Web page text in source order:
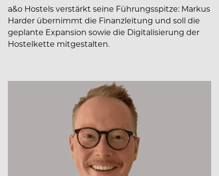
a&o Hostels verstärkt seine Führungsspitze: Markus
Harder übernimmt die Finanzleitung und soll die
geplante Expansion sowie die Digitalisierung der
Hostelkette mitgestalten.